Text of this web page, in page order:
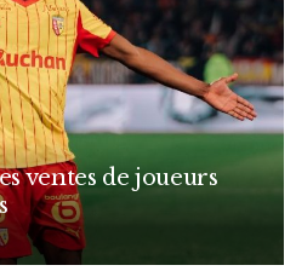
ventes de joueurs